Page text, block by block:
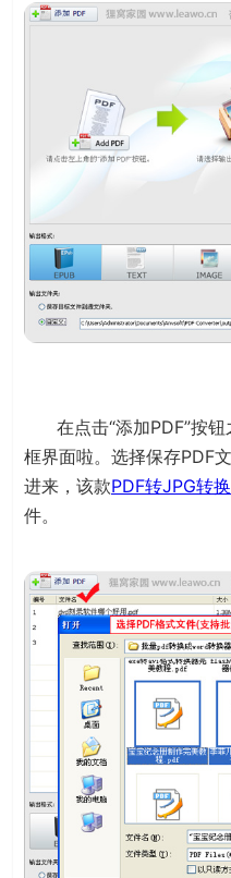
在点击“添加PDF”按钮
框界面啦。选择保存PDF
进来，该款PDF转JPG转
件。